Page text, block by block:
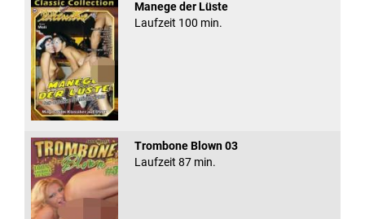
Manege der Lüste
Laufzeit 100 min.
Trombone Blown 03
Laufzeit 87 min.